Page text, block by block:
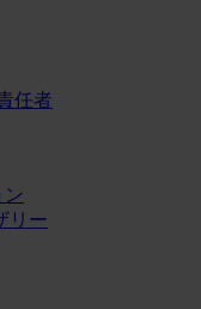
任者
ン
リー